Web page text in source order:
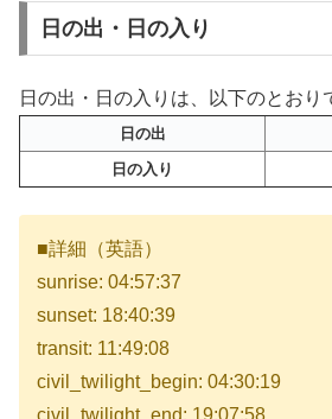
日の出・日の入り
日の出・日の入りは、以下のとおり
日の出
日の入り
■詳細（英語）
sunrise: 04:57:37
sunset: 18:40:39
transit: 11:49:08
civil_twilight_begin: 04:30:19
civil_twilight_end: 19:07:58